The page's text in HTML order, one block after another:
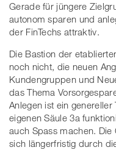
Gerade für jüngere
autonom sparen und
der FinTechs attraktiv.
Die Bastion der
noch nicht, die neuen
Kundengruppen und
das Thema
Anlegen ist ein
eigenen Säule 3a
auch Spass machen.
sich längerfristig durch